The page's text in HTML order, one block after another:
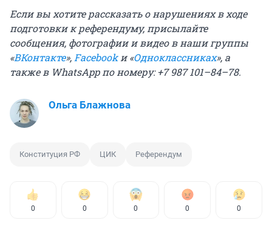
Если вы хотите рассказать о нарушениях в ходе
подготовки к референдуму, присылайте
сообщения, фотографии и видео в наши группы
«ВКонтакте», Facebookи «Одноклассниках», а
также в WhatsApp по номеру: +7 987 101–84–78.
Ольга Блажнова
Конституция РФ ЦИК Референдум
0 0 0 0 0